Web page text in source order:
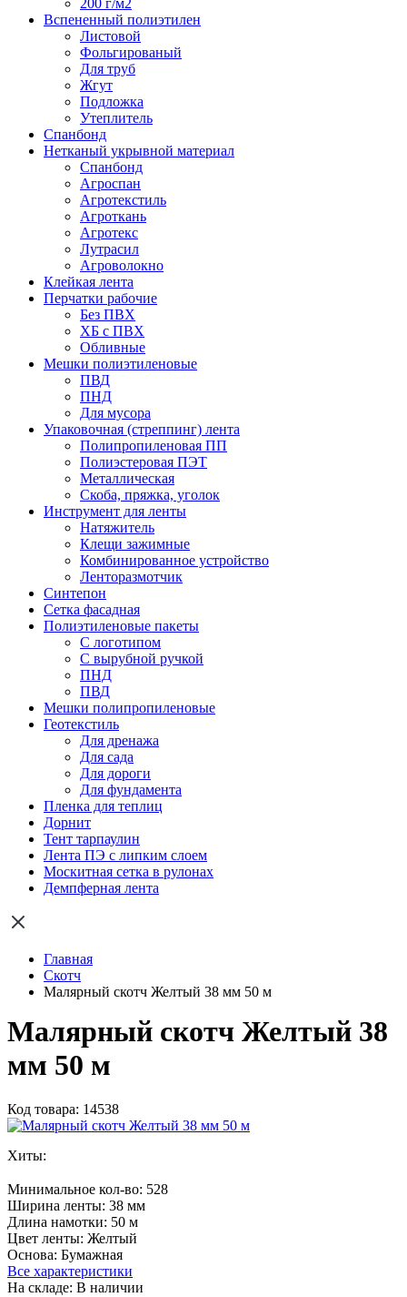
Вспененный полиэтилен
Листовой
Фольгированый
Для труб
Жгут
Подложка
Утеплитель
Спанбонд
Нетканый укрывной материал
Спанбонд
Агроспан
Агротекстиль
Агроткань
Агротекс
Лутрасил
Агроволокно
Клейкая лента
Перчатки рабочие
Без ПВХ
ХБ с ПВХ
Обливные
Мешки полиэтиленовые
ПВД
ПНД
Для мусора
Упаковочная (стреппинг) лента
Полипропиленовая ПП
Полиэстеровая ПЭТ
Металлическая
Скоба, пряжка, уголок
Инструмент для ленты
Натяжитель
Клещи зажимные
Комбинированное устройство
Ленторазмотчик
Синтепон
Сетка фасадная
Полиэтиленовые пакеты
С логотипом
С вырубной ручкой
ПНД
ПВД
Мешки полипропиленовые
Геотекстиль
Для дренажа
Для сада
Для дороги
Для фундамента
Пленка для теплиц
Дорнит
Тент тарпаулин
Лента ПЭ с липким слоем
Москитная сетка в рулонах
Демпферная лента
Главная
Скотч
Малярный скотч Желтый 38 мм 50 м
Малярный скотч Желтый 38
мм 50 м
Код товара: 14538
Хиты:
Минимальное кол-во: 528
Ширина ленты: 38 мм
Длина намотки: 50 м
Цвет ленты: Желтый
Основа: Бумажная
Все характеристики
На складе: В наличии